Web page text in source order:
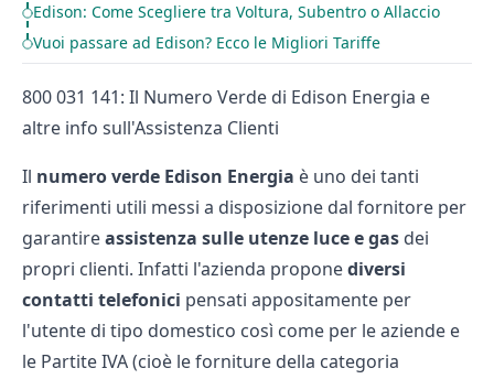
Edison: Come Scegliere tra Voltura, Subentro o Allaccio
Vuoi passare ad Edison? Ecco le Migliori Tariffe
800 031 141: Il Numero Verde di Edison Energia e
altre info sull'Assistenza Clienti
Il numero verde Edison Energia è uno dei tanti
riferimenti utili messi a disposizione dal fornitore per
garantireassistenza sulle utenze luce e gas dei
propri clienti. Infatti l'azienda proponediversi
contatti telefonici pensati appositamente per
l'utente di tipo domestico così come per le aziende e
le Partite IVA (cioè le forniture della categoria